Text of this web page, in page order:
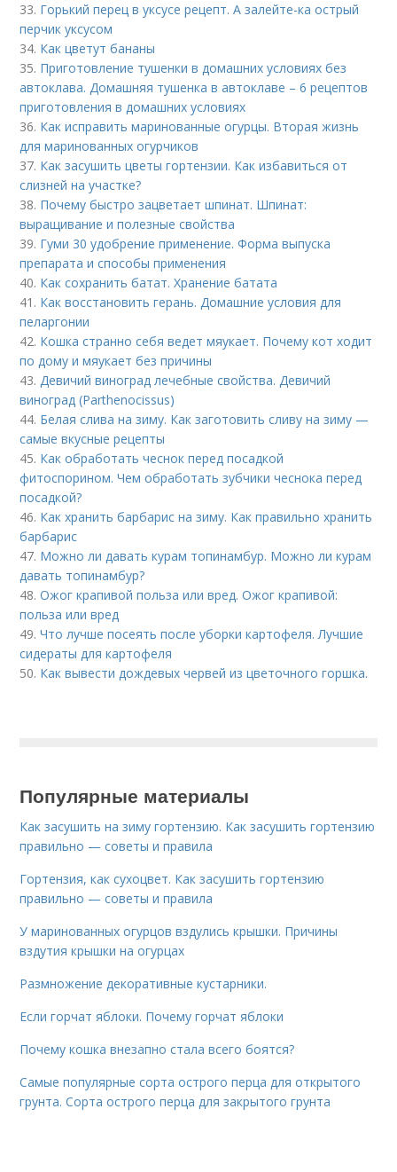
33. Горький перец в уксусе рецепт. А залейте-ка острый
перчик уксусом
34. Как цветут бананы
35. Приготовление тушенки в домашних условиях без
автоклава. Домашняя тушенка в автоклаве – 6 рецептов
приготовления в домашних условиях
36. Как исправить маринованные огурцы. Вторая жизнь
для маринованных огурчиков
37. Как засушить цветы гортензии. Как избавиться от
слизней на участке?
38. Почему быстро зацветает шпинат. Шпинат:
выращивание и полезные свойства
39. Гуми 30 удобрение применение. Форма выпуска
препарата и способы применения
40. Как сохранить батат. Хранение батата
41. Как восстановить герань. Домашние условия для
пеларгонии
42. Кошка странно себя ведет мяукает. Почему кот ходит
по дому и мяукает без причины
43.Девичий виноград лечебные свойства. Девичий
виноград (Parthenocissus)
44. Белая слива на зиму. Как заготовить сливу на зиму —
самые вкусные рецепты
45. Как обработать чеснок перед посадкой
фитоспорином. Чем обработать зубчики чеснока перед
посадкой?
46. Как хранить барбарис на зиму. Как правильно хранить
барбарис
47. Можно ли давать курам топинамбур. Можно ли курам
давать топинамбур?
48.Ожог крапивой польза или вред. Ожог крапивой:
польза или вред
49.Что лучше посеять после уборки картофеля. Лучшие
сидераты для картофеля
50. Как вывести дождевых червей из цветочного горшка.
Популярные материалы
Как засушить на зиму гортензию. Как засушить гортензию
правильно — советы и правила
Гортензия, как сухоцвет. Как засушить гортензию
правильно — советы и правила
У маринованных огурцов вздулись крышки. Причины
вздутия крышки на огурцах
Размножение декоративные кустарники.
Если горчат яблоки. Почему горчат яблоки
Почему кошка внезапно стала всего боятся?
Самые популярные сорта острого перца для открытого
грунта. Сорта острого перца для закрытого грунта